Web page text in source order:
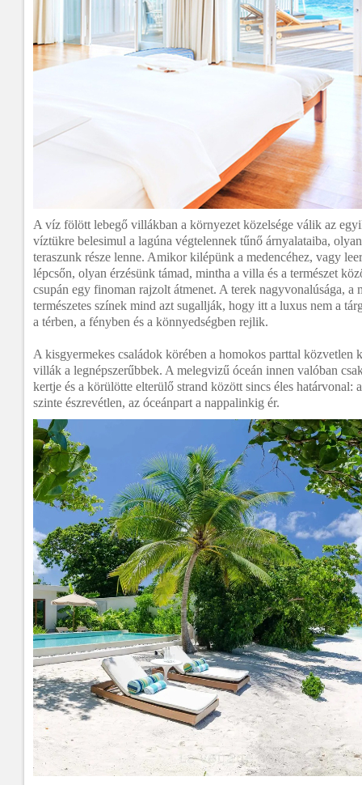
A víz fölött lebegő villákban a környezet közelsége válik az
víztükre belesimul a lagúna végtelennek tűnő árnyalataiba,
teraszunk része lenne. Amikor kilépünk a medencéhez, vagy
lépcsőn, olyan érzésünk támad, mintha a villa és a természet
csupán egy finoman rajzolt átmenet. A terek nagyvonalúsága, a
természetes színek mind azt sugallják, hogy itt a luxus nem a
a térben, a fényben és a könnyedségben rejlik.
A kisgyermekes családok körében a homokos parttal közvetlen
villák a legnépszerűbbek. A melegvizű óceán innen valóban
kertje és a körülötte elterülő strand között sincs éles határvonal:
szinte észrevétlen, az óceánpart a nappalinkig ér.